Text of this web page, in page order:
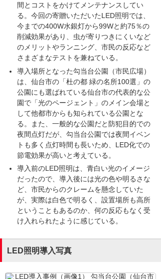
間とコストをかけてメンテナンスしてい
る。今回の寄贈いただいたLED照明では、
今までの400W水銀灯から99Wと約75％の
削減効果があり、虫が寄りつきにくいなど
のメリットやランニング、市民の反応など
さまざまなテストを兼ねている。
導入場所となった勾当台公園（市民広場）
は、仙台市の「杜の都 緑の名所100選」の
公園にも選ばれている仙台市の代表的な公
園で「光のページェント」のメイン会場と
して他都市からも知られている公園とな
る。また、一般的な公園だと防犯目的での
夜間点灯だが、勾当台公園では夜間イベン
トも多く点灯時間も長いため、LED化での
節電効果が高いと考えている。
導入前のLED照明は、青白い光のイメージ
だったので、導入後には光の色や明るさな
ど、市民からのクレームを懸念していた
が、実際は白色で明るく、設置場所も高所
ということもあるのか、何の反応もなく受
け入れられたように感じている。
LED照明導入写真